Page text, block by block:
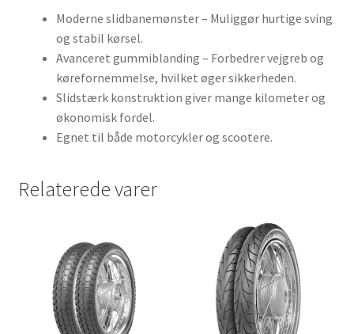
Moderne slidbanemønster – Muliggør hurtige sving
og stabil kørsel.
Avanceret gummiblanding – Forbedrer vejgreb og
kørefornemmelse, hvilket øger sikkerheden.
Slidstærk konstruktion giver mange kilometer og
økonomisk fordel.
Egnet til både motorcykler og scootere.
Relaterede varer